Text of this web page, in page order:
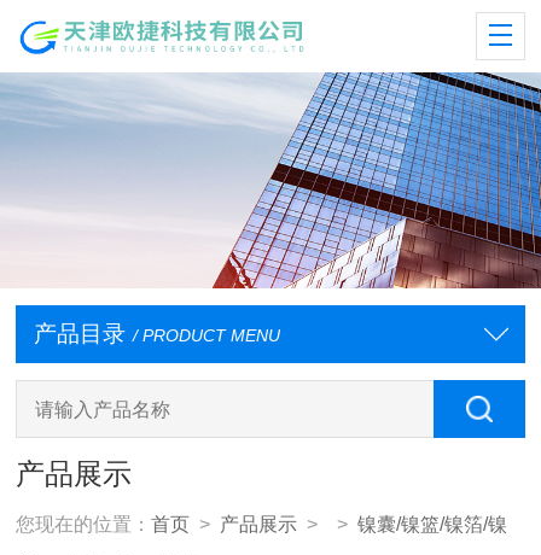
产品目录 / PRODUCT MENU
产品展示
您现在的位置：首页 > 产品展示 > >镍囊/镍篮/镍箔/镍